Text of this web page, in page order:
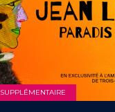
SUPPLÉMENTAIRE